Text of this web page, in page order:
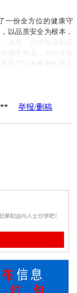
一份全方位的健康守
以品质安全为根本，
药产业发展做出更大
举报/删稿